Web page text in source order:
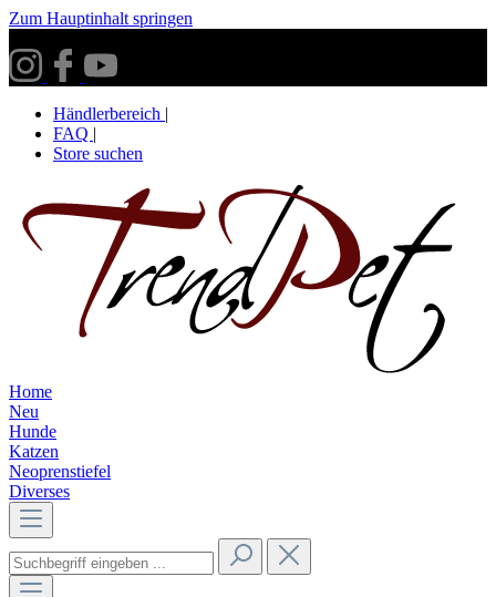
Zum Hauptinhalt springen
Händlerbereich |
FAQ |
Store suchen
Home
Neu
Hunde
Katzen
Neoprenstiefel
Diverses